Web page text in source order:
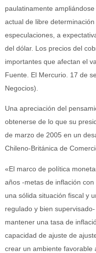
paulatinamente
actual de libre
especulaciones, a
del dólar. Los precios del
importantes que afectan el
Fuente. El Mercurio. 17 de
Negocios).
Una apreciación del
obtenerse de lo que su
de marzo de 2005 en un
Chileno-Británica de
«El marco de política
años -metas de inflación
una sólida situación fiscal y
regulado y bien
mantener una tasa de
capacidad de ajuste de
crear un ambiente favorable